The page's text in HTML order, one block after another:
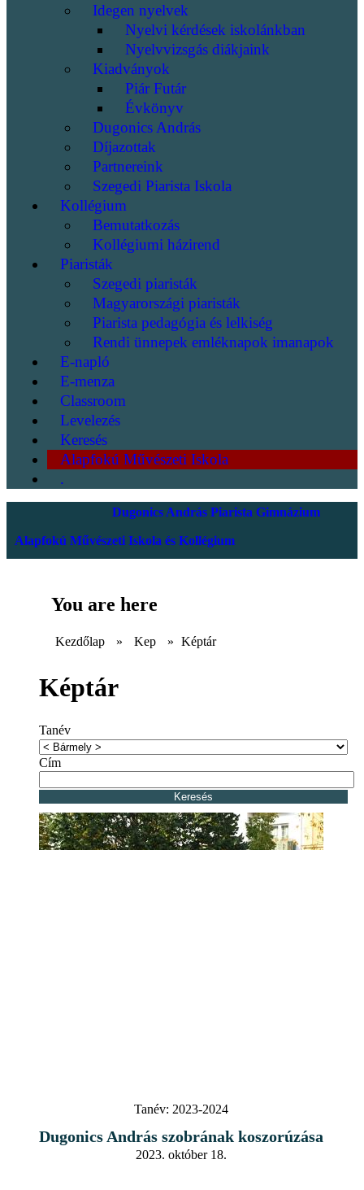
Idegen nyelvek
Nyelvi kérdések iskolánkban
Nyelvvizsgás diákjaink
Kiadványok
Piár Futár
Évkönyv
Dugonics András
Díjazottak
Partnereink
Szegedi Piarista Iskola
Kollégium
Bemutatkozás
Kollégiumi házirend
Piaristák
Szegedi piaristák
Magyarországi piaristák
Piarista pedagógia és lelkiség
Rendi ünnepek emléknapok imanapok
E-napló
E-menza
Classroom
Levelezés
Keresés
Alapfokú Művészeti Iskola
.
Dugonics András Piarista Gimnázium
Alapfokú Művészeti Iskola és Kollégium
You are here
Kezdőlap » Kep » Képtár
Képtár
Tanév
Cím
Tanév: 2023-2024
Dugonics András szobrának koszorúzása
2023. október 18.